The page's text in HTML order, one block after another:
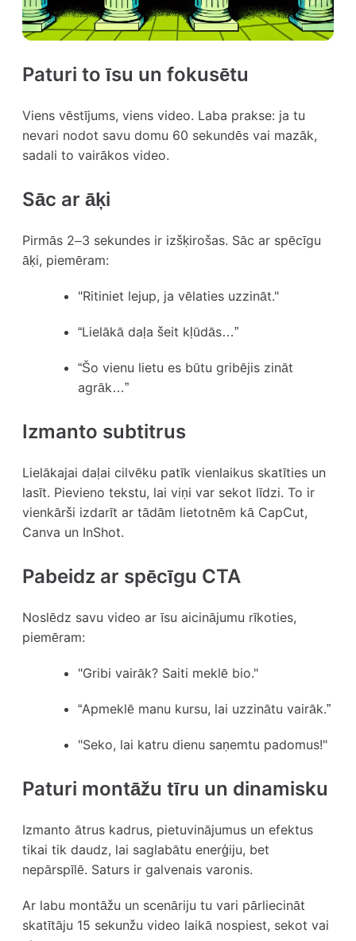
Paturi to īsu un fokusētu
Viens vēstījums, viens video. Laba prakse: ja tu
nevari nodot savu domu 60 sekundēs vai mazāk,
sadali to vairākos video.
Sāc ar āķi
Pirmās 2–3 sekundes ir izšķirošas. Sāc ar spēcīgu
āķi, piemēram:
"Ritiniet lejup, ja vēlaties uzzināt."
“Lielākā daļa šeit kļūdās…”
“Šo vienu lietu es būtu gribējis zināt
agrāk…”
Izmanto subtitrus
Lielākajai daļai cilvēku patīk vienlaikus skatīties un
lasīt. Pievieno tekstu, lai viņi var sekot līdzi. To ir
vienkārši izdarīt ar tādām lietotnēm kā CapCut,
Canva un InShot.
Pabeidz ar spēcīgu CTA
Noslēdz savu video ar īsu aicinājumu rīkoties,
piemēram:
"Gribi vairāk? Saiti meklē bio."
“Apmeklē manu kursu, lai uzzinātu vairāk.”
"Seko, lai katru dienu saņemtu padomus!"
Paturi montāžu tīru un dinamisku
Izmanto ātrus kadrus, pietuvinājumus un efektus
tikai tik daudz, lai saglabātu enerģiju, bet
nepārspīlē. Saturs ir galvenais varonis.
Ar labu montāžu un scenāriju tu vari pārliecināt
skatītāju 15 sekunžu video laikā nospiest, sekot vai